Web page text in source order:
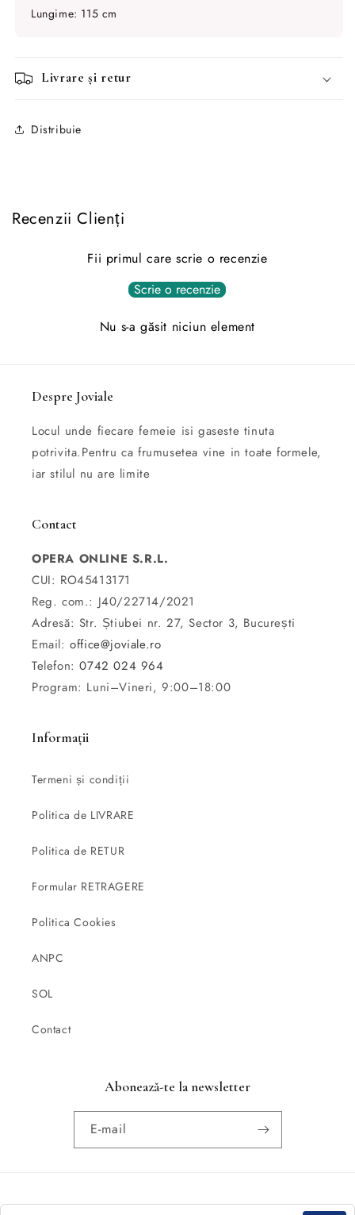
Lungime: 115 cm
Livrare și retur
Distribuie
Recenzii Clienți
Fii primul care scrie o recenzie
Scrie o recenzie
Nu s-a găsit niciun element
Despre Joviale
Locul unde fiecare femeie isi gaseste tinuta
potrivita.Pentru ca frumusetea vine in toate formele,
iar stilul nu are limite
Contact
OPERA ONLINE S.R.L.
CUI: RO45413171
Reg. com.: J40/22714/2021
Adresă: Str. Știubei nr. 27, Sector 3, București
Email:office@joviale.ro
Telefon:0742 024 964
Program: Luni–Vineri, 9:00–18:00
Informații
Termeni și condiții
Politica de LIVRARE
Politica de RETUR
Formular RETRAGERE
Politica Cookies
ANPC
SOL
Contact
Abonează-te la newsletter
E-mail